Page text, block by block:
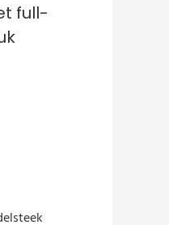
full-